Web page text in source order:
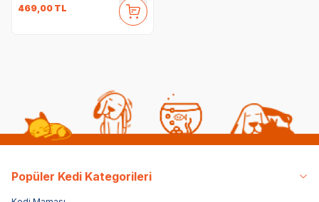
469,00 TL
Popüler Kedi Kategorileri